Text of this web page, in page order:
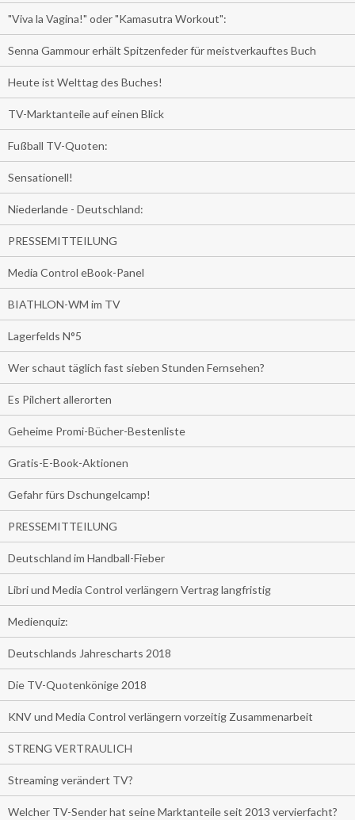
"Viva la Vagina!" oder "Kamasutra Workout":
Senna Gammour erhält Spitzenfeder für meistverkauftes Buch
Heute ist Welttag des Buches!
TV-Marktanteile auf einen Blick
Fußball TV-Quoten:
Sensationell!
Niederlande - Deutschland:
PRESSEMITTEILUNG
Media Control eBook-Panel
BIATHLON-WM im TV
Lagerfelds N°5
Wer schaut täglich fast sieben Stunden Fernsehen?
Es Pilchert allerorten
Geheime Promi-Bücher-Bestenliste
Gratis-E-Book-Aktionen
Gefahr fürs Dschungelcamp!
PRESSEMITTEILUNG
Deutschland im Handball-Fieber
Libri und Media Control verlängern Vertrag langfristig
Medienquiz:
Deutschlands Jahrescharts 2018
Die TV-Quotenkönige 2018
KNV und Media Control verlängern vorzeitig Zusammenarbeit
STRENG VERTRAULICH
Streaming verändert TV?
Welcher TV-Sender hat seine Marktanteile seit 2013 vervierfacht?